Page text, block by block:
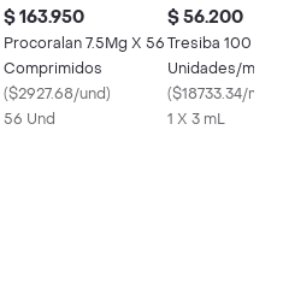
$ 163.950
Procoralan 7.5Mg X 56
Comprimidos
($2927.68/und)
56 Und
$ 56.200
Tresiba 100
Unidades/mL
($18733.34/ml
1 X 3 mL